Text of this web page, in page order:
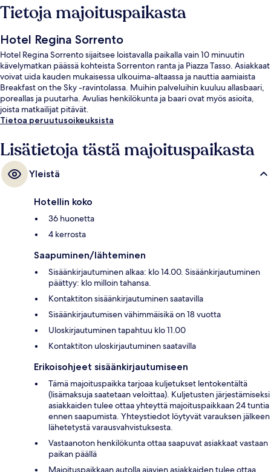
Tietoja majoituspaikasta
Hotel Regina Sorrento
Hotel Regina Sorrento sijaitsee loistavalla paikalla vain 10 minuutin
kävelymatkan päässä kohteista Sorrenton ranta ja Piazza Tasso. Asiakkaat
voivat uida kauden mukaisessa ulkouima-altaassa ja nauttia aamiaista
Breakfast on the Sky -ravintolassa. Muihin palveluihin kuuluu allasbaari,
poreallas ja puutarha. Avulias henkilökunta ja baari ovat myös asioita,
joista matkailijat pitävät.
Tietoa peruutusoikeuksista
Lisätietoja tästä majoituspaikasta
Yleistä
Hotellin koko
36 huonetta
4 kerrosta
Saapuminen/lähteminen
Sisäänkirjautuminen alkaa: klo 14.00. Sisäänkirjautuminen
päättyy: klo milloin tahansa.
Kontaktiton sisäänkirjautuminen saatavilla
Sisäänkirjautumisen vähimmäisikä on 18 vuotta
Uloskirjautuminen tapahtuu klo 11.00
Kontaktiton uloskirjautuminen saatavilla
Erikoisohjeet sisäänkirjautumiseen
Tämä majoituspaikka tarjoaa kuljetukset lentokentältä
(lisämaksuja saatetaan veloittaa). Kuljetusten järjestämiseksi
asiakkaiden tulee ottaa yhteyttä majoituspaikkaan 24 tuntia
ennen saapumista. Yhteystiedot löytyvät varauksen jälkeen
lähetetystä varausvahvistuksesta.
Vastaanoton henkilökunta ottaa saapuvat asiakkaat vastaan
paikan päällä
Majoituspaikkaan autolla ajavien asiakkaiden tulee ottaa